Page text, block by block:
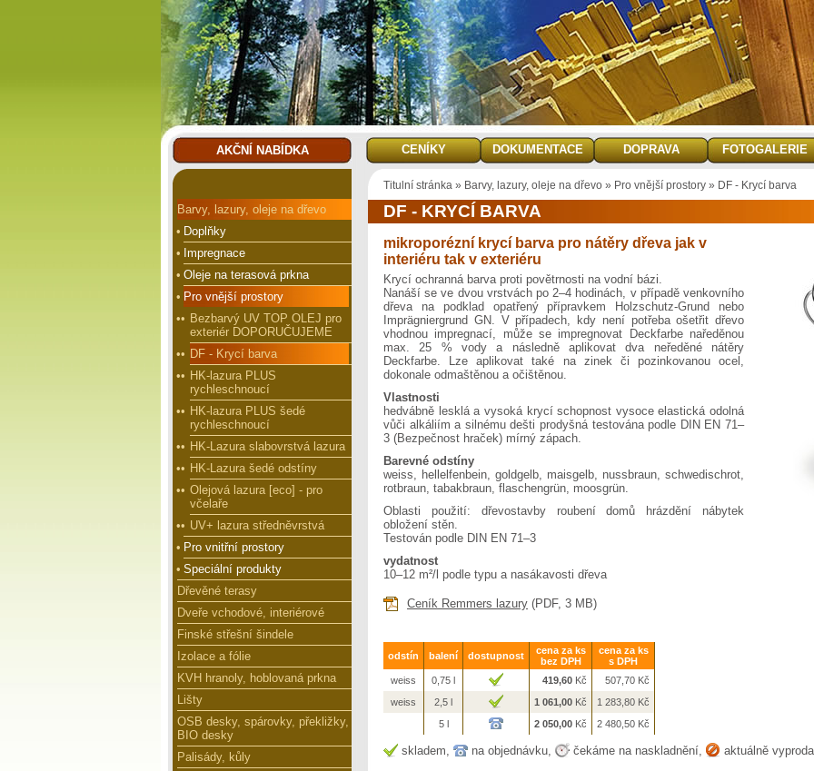
CENÍKY DOKUMENTACE DOPRAVA FOTOGALERIE
Barvy, lazury, oleje na dřevo
• Doplňky
• Impregnace
• Oleje na terasová prkna
• Pro vnější prostory
•• Bezbarvý UV TOP OLEJ pro
exteriér DOPORUČUJEME
•• DF - Krycí barva
•• HK-lazura PLUS
rychleschnoucí
•• HK-lazura PLUS šedé
rychleschnoucí
•• HK-Lazura slabovrstvá lazura
•• HK-Lazura šedé odstíny
•• Olejová lazura [eco] - pro
včelaře
•• UV+ lazura středněvrstvá
• Pro vnitřní prostory
• Speciální produkty
Dřevěné terasy
Dveře vchodové, interiérové
Finské střešní šindele
Izolace a fólie
KVH hranoly, hoblovaná prkna
Lišty
OSB desky, spárovky, překližky,
BIO desky
Palisády, kůly
AKČNÍ NABÍDKA
Titulní stránka » Barvy, lazury, oleje na dřevo » Pro vnější prostory » DF - Krycí barva
DF - KRYCÍ BARVA
mikroporézní krycí barva pro nátěry dřeva jak v
interiéru tak v exteriéru
Krycí ochranná barva proti povětrnosti na vodní bázi.
Nanáší se ve dvou vrstvách po 2–4 hodinách, v případě venkovního
dřeva na podklad opatřený přípravkem Holzschutz-Grund nebo
Imprägniergrund GN. V případech, kdy není potřeba ošetřit dřevo
vhodnou impregnací, může se impregnovat Deckfarbe naředěnou
max. 25 % vody a následně aplikovat dva neředěné nátěry
Deckfarbe. Lze aplikovat také na zinek či pozinkovanou ocel,
dokonale odmaštěnou a očištěnou.
Vlastnosti
hedvábně lesklá a vysoká krycí schopnost vysoce elastická odolná
vůči alkáliím a silnému dešti prodyšná testována podle DIN EN 71–
3 (Bezpečnost hraček) mírný zápach.
Barevné odstíny
weiss, hellelfenbein, goldgelb, maisgelb, nussbraun, schwedischrot,
rotbraun, tabakbraun, flaschengrün, moosgrün.
Oblasti použití: dřevostavby roubení domů hrázdění nábytek
obložení stěn.
Testován podle DIN EN 71–3
vydatnost
10–12 m²/l podle typu a nasákavosti dřeva
Ceník Remmers lazury (PDF, 3 MB)
odstín balení dostupnost
cena za ks
bez DPH
cena za ks
s DPH
weiss
0,75 l 419,60 Kč 507,70 Kč
weiss
2,5 l 1 061,00 Kč 1 283,80 Kč
5 l
2 050,00 Kč 2 480,50 Kč
skladem, na objednávku, čekáme na naskladnění, aktuálně